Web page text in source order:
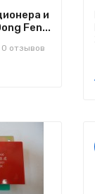
и
Fen...
0 отзывов